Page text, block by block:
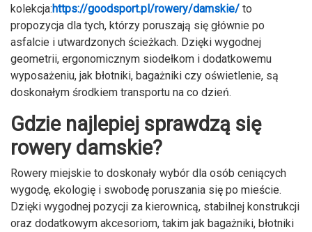
kolekcja:https://goodsport.pl/rowery/damskie/ to
propozycja dla tych, którzy poruszają się głównie po
asfalcie i utwardzonych ścieżkach. Dzięki wygodnej
geometrii, ergonomicznym siodełkom i dodatkowemu
wyposażeniu, jak błotniki, bagażniki czy oświetlenie, są
doskonałym środkiem transportu na co dzień.
Gdzie najlepiej sprawdzą się
rowery damskie?
Rowery miejskie to doskonały wybór dla osób ceniących
wygodę, ekologię i swobodę poruszania się po mieście.
Dzięki wygodnej pozycji za kierownicą, stabilnej konstrukcji
oraz dodatkowym akcesoriom, takim jak bagażniki, błotniki